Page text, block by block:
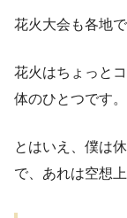
花火大会も各地
花火はちょっと
体のひとつです。
とはいえ、僕は
で、あれは空想